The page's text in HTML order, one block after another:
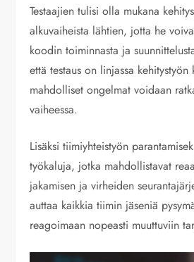
Testaajien tulisi olla mukana
alkuvaiheista lähtien, jotta he
koodin toiminnasta ja
että testaus on linjassa kehitystyön
mahdolliset ongelmat voidaan
vaiheessa.
Lisäksi tiimiyhteistyön
työkaluja, jotka mahdollistavat
jakamisen ja virheiden
auttaa kaikkia tiimin jäseniä
reagoimaan nopeasti muuttuviin